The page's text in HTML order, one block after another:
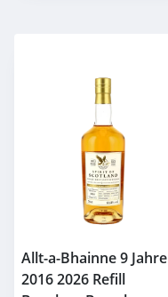
Allt-a-Bhainne 9 Jahre
2016 2026 Refill